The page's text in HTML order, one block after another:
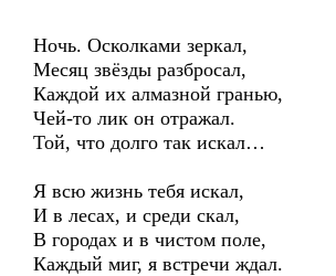
Ночь. Осколками зеркал,
Месяц звёзды разбросал,
Каждой их алмазной гранью,
Чей-то лик он отражал.
Той, что долго так искал…
Я всю жизнь тебя искал,
И в лесах, и среди скал,
В городах и в чистом поле,
Каждый миг, я встречи ждал.